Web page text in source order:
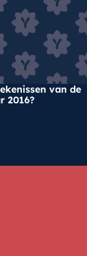
van de
2016?